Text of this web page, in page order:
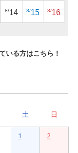
8/14 8/15 8/16
いる方はこちら！
土 日
1 2